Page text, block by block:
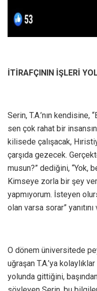
İTİRAFÇININ İŞLERİ
Serin, T.A.’nın
sen çok rahat bir
kilisede çalışacak,
çarşıda gezecek.
musun?” dediğini, “Yok,
Kimseye zorla bir şey
yapmıyorum. İsteyen
olan varsa sorar”
O dönem üniversitede
uğraşan T.A.’ya
yolunda gittiğini,